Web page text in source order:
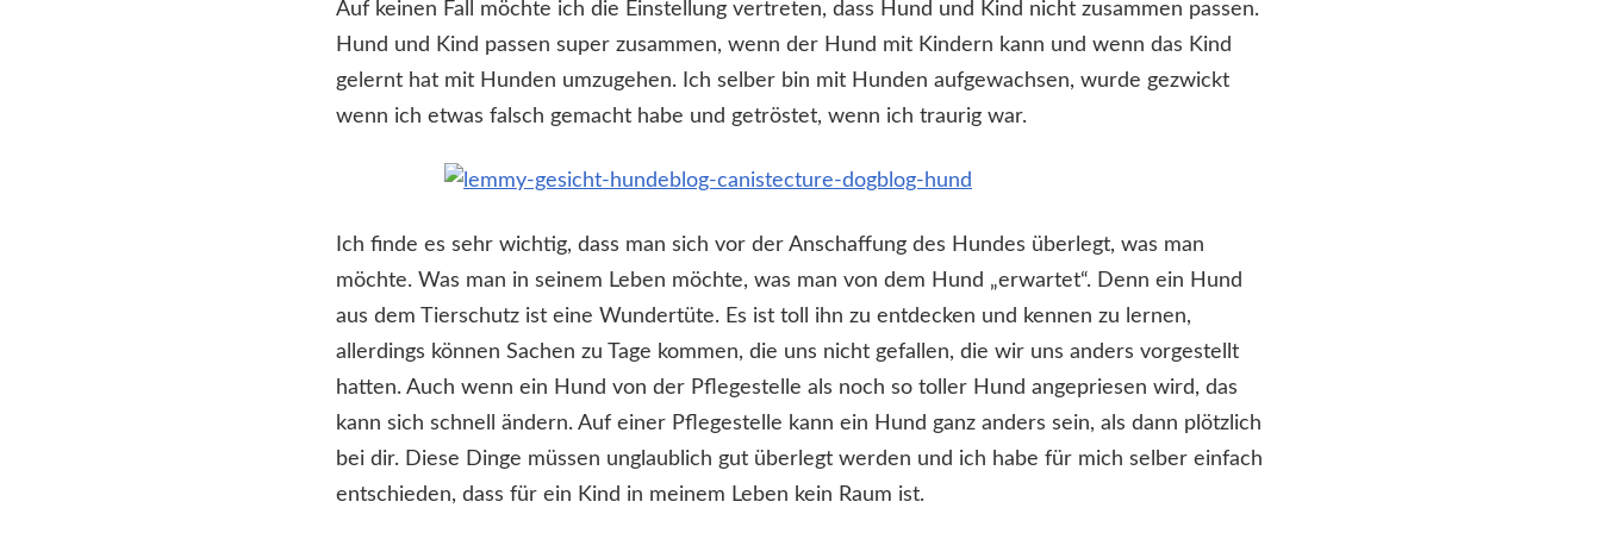
Auf keinen Fall möchte ich die Einstellung vertreten, dass Hund und Kind nicht zusammen passen.
Hund und Kind passen super zusammen, wenn der Hund mit Kindern kann und wenn das Kind
gelernt hat mit Hunden umzugehen. Ich selber bin mit Hunden aufgewachsen, wurde gezwickt
wenn ich etwas falsch gemacht habe und getröstet, wenn ich traurig war.
Ich finde es sehr wichtig, dass man sich vor der Anschaffung des Hundes überlegt, was man
möchte. Was man in seinem Leben möchte, was man von dem Hund „erwartet“. Denn ein Hund
aus dem Tierschutz ist eine Wundertüte. Es ist toll ihn zu entdecken und kennen zu lernen,
allerdings können Sachen zu Tage kommen, die uns nicht gefallen, die wir uns anders vorgestellt
hatten. Auch wenn ein Hund von der Pflegestelle als noch so toller Hund angepriesen wird, das
kann sich schnell ändern. Auf einer Pflegestelle kann ein Hund ganz anders sein, als dann plötzlich
bei dir. Diese Dinge müssen unglaublich gut überlegt werden und ich habe für mich selber einfach
entschieden, dass für ein Kind in meinem Leben kein Raum ist.